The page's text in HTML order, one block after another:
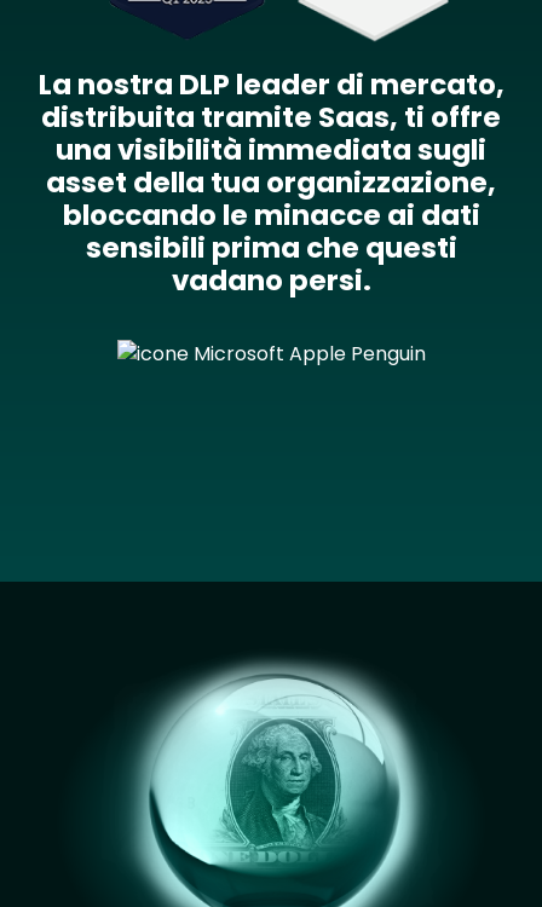
La nostra DLP leader di mercato,
distribuita tramite Saas, ti offre
una visibilità immediata sugli
asset della tua organizzazione,
bloccando le minacce ai dati
sensibili prima che questi
vadano persi.